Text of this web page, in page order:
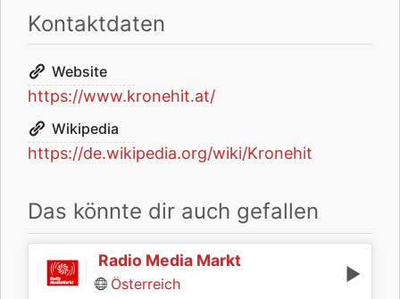
Kontaktdaten
Website
https://www.kronehit.at/
Wikipedia
https://de.wikipedia.org/wiki/Kronehit
Das könnte dir auch gefallen
Radio Media Markt
Österreich